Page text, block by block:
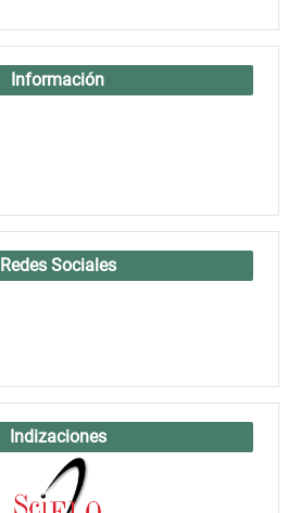
Información
Redes Sociales
Indizaciones